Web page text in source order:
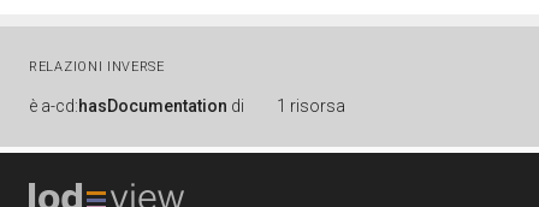
RELAZIONI INVERSE
è a-cd:hasDocumentation di 1 risorsa